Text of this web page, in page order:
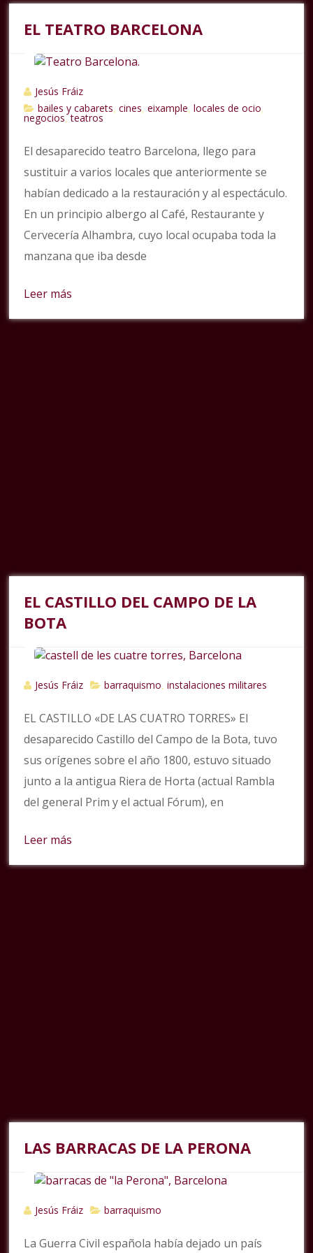
EL TEATRO BARCELONA
Jesús Fráiz
bailes y cabarets
,cines ,eixample locales de ocio
negocios ,teatros
El desaparecido teatro Barcelona, llego para
sustituir a varios locales que anteriormente se
habían dedicado a la restauración y al espectáculo.
En un principio albergo al Café, Restaurante y
Cervecería Alhambra, cuyo local ocupaba toda la
manzana que iba desde
Leer más
EL CASTILLO DEL CAMPO DE LA
BOTA
Jesús Fráiz barraquismo ,instalaciones militares
EL CASTILLO «DE LAS CUATRO TORRES» El
desaparecido Castillo del Campo de la Bota, tuvo
sus orígenes sobre el año 1800, estuvo situado
junto a la antigua Riera de Horta (actual Rambla
del general Prim y el actual Fórum), en
Leer más
LAS BARRACAS DE LA PERONA
Jesús Fráiz barraquismo
La Guerra Civil española había dejado un país